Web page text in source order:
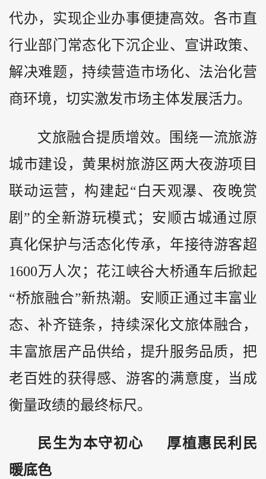
代办，实现企业办事便捷高效。各市直
行业部门常态化下沉企业、宣讲政策、
解决难题，持续营造市场化、法治化营
商环境，切实激发市场主体发展活力。
文旅融合提质增效。围绕一流旅游
城市建设，黄果树旅游区两大夜游项目
联动运营，构建起“白天观瀑、夜晚赏
剧”的全新游玩模式；安顺古城通过原
真化保护与活态化传承，年接待游客超
1600万人次；花江峡谷大桥通车后掀起
“桥旅融合”新热潮。安顺正通过丰富业
态、补齐链条，持续深化文旅体融合，
丰富旅居产品供给，提升服务品质，把
老百姓的获得感、游客的满意度，当成
衡量政绩的最终标尺。
民生为本守初心 厚植惠民利民
暖底色